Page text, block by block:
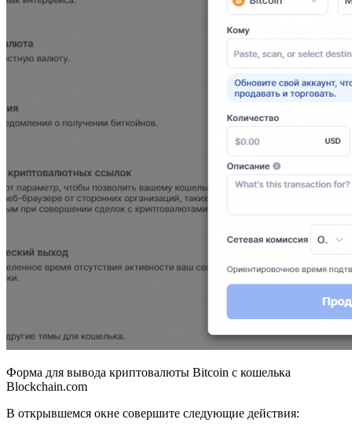
Форма для вывода криптовалюты Bitcoin с кошелька
Blockchain.com
В открывшемся окне совершите следующие действия: